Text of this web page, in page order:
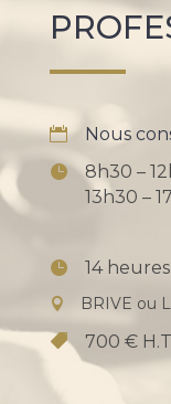
Nous
8h30 –
13h30 –
14 heures
BRIVE ou
700 €